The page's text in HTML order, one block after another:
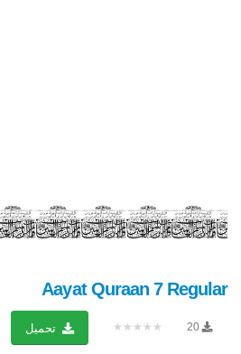
Aayat Quraan 7 Regular
20
★★★★★ تحميل